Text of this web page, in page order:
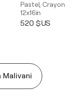
Pastel, Crayon
12x16in
520 $US